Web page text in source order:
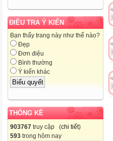
ĐIỀU TRA Ý KIẾN
Bạn thấy trang này như thế nào?
Đẹp
Đơn điệu
Bình thường
Ý kiến khác
THỐNG KÊ
903767 truy cập (chi tiết)
593 trong hôm nay